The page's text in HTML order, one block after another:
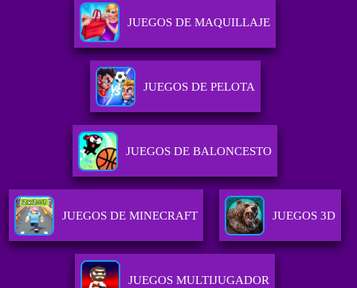
JUEGOS DE MAQUILLAJE
JUEGOS DE PELOTA
JUEGOS DE BALONCESTO
JUEGOS DE MINECRAFT JUEGOS 3D
JUEGOS MULTIJUGADOR